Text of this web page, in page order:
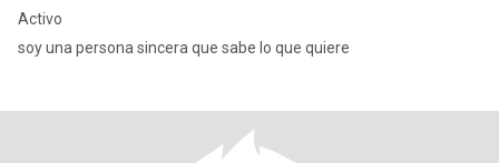
Activo
soy una persona sincera que sabe lo que quiere